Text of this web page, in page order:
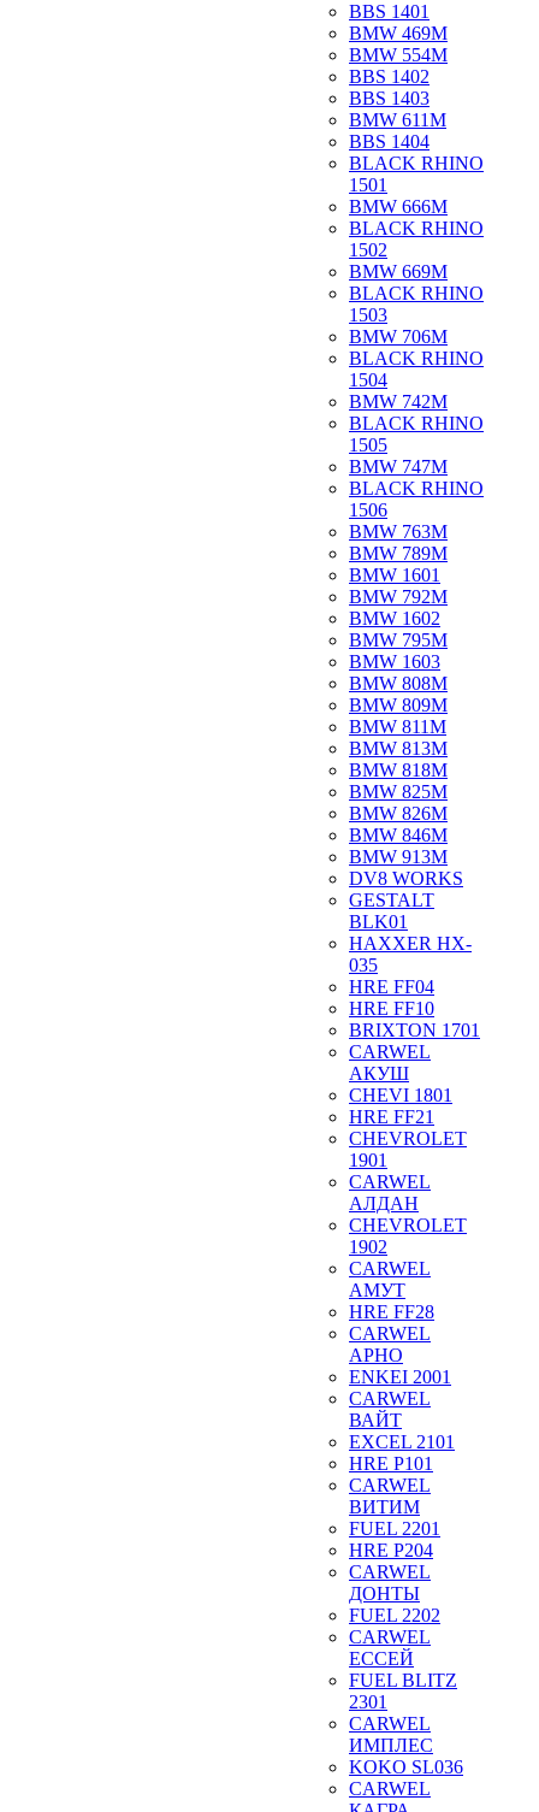
BBS 1401
BMW 469M
BMW 554M
BBS 1402
BBS 1403
BMW 611M
BBS 1404
BLACK RHINO
1501
BMW 666M
BLACK RHINO
1502
BMW 669M
BLACK RHINO
1503
BMW 706M
BLACK RHINO
1504
BMW 742M
BLACK RHINO
1505
BMW 747M
BLACK RHINO
1506
BMW 763M
BMW 789M
BMW 1601
BMW 792M
BMW 1602
BMW 795M
BMW 1603
BMW 808M
BMW 809M
BMW 811M
BMW 813M
BMW 818M
BMW 825M
BMW 826M
BMW 846M
BMW 913M
DV8 WORKS
GESTALT
BLK01
HAXXER HX-
035
HRE FF04
HRE FF10
BRIXTON 1701
CARWEL
АКУШ
CHEVI 1801
HRE FF21
CHEVROLET
1901
CARWEL
АЛДАН
CHEVROLET
1902
CARWEL
АМУТ
HRE FF28
CARWEL
АРНО
ENKEI 2001
CARWEL
ВАЙТ
EXCEL 2101
HRE P101
CARWEL
ВИТИМ
FUEL 2201
HRE P204
CARWEL
ДОНТЫ
FUEL 2202
CARWEL
ЕССЕЙ
FUEL BLITZ
2301
CARWEL
ИМПЛЕС
KOKO SL036
CARWEL